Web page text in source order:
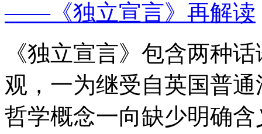
——《独立宣言》再解读
《独立宣言》包含两种
观，一为继受自英国普
哲学概念一向缺少明确